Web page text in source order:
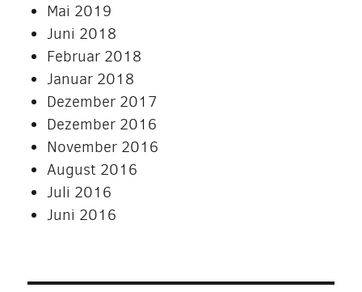
Mai 2019
Juni 2018
Februar 2018
Januar 2018
Dezember 2017
Dezember 2016
November 2016
August 2016
Juli 2016
Juni 2016